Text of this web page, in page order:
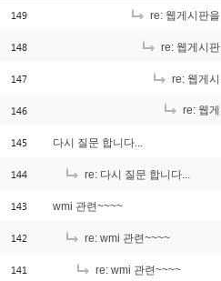
149 re: 웹게시판을 만드는데, 로그인정보를 서버로 계정으로 부터 얻어올려고합니다.
148 re: 웹게시판을 만드는데, 로그인정보를 서버로 계정으로 부터 얻어올려고합니다.
147 re: 웹게시판을 만드는데, 로그인정보를 서버로 계정으로 부터 얻어올려고합니다.
146 re: 웹게시판을 만드는데, 로그인정보를 서버로 계정으로 부터 얻어올려고합니다.
145 다시 질문 합니다...
144 re: 다시 질문 합니다...
143 wmi 관련~~~~
142 re: wmi 관련~~~~
141 re: wmi 관련~~~~